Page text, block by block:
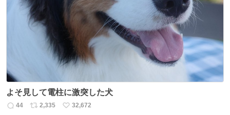
ト
数
よそ見して電柱に激突した犬
返
44
リ
2,335
い
32,672